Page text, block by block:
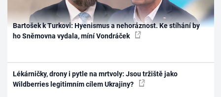
Bartošek k Turkovi: Hyenismus a nehoráznost. Ke stíhání by
ho Sněmovna vydala, míní Vondráček
Lékárničky, drony i pytle na mrtvoly: Jsou tržiště jako
Wildberries legitimním cílem Ukrajiny?